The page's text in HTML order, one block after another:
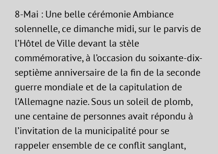
8-Mai : Une belle cérémonie Ambiance
solennelle, ce dimanche midi, sur le parvis de
l’Hôtel de Ville devant la stèle
commémorative, à l’occasion du soixante-dix-
septième anniversaire de la fin de la seconde
guerre mondiale et de la capitulation de
l’Allemagne nazie. Sous un soleil de plomb,
une centaine de personnes avait répondu à
l’invitation de la municipalité pour se
rappeler ensemble de ce conflit sanglant,